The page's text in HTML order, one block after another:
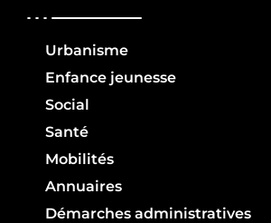
Urbanisme
Enfance jeunesse
Social
Santé
Mobilités
Annuaires
Démarches administratives